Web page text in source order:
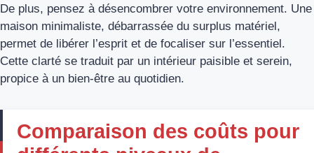
De plus, pensez à désencombrer votre environnement. Une
maison minimaliste, débarrassée du surplus matériel,
permet de libérer l’esprit et de focaliser sur l’essentiel.
Cette clarté se traduit par un intérieur paisible et serein,
propice à un bien-être au quotidien.
Comparaison des coûts pour